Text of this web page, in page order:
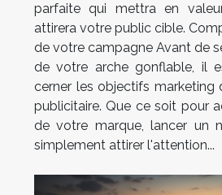
parfaite qui mettra en
attirera votre public cible.
de votre campagne Avant de
de votre arche gonflable, il
cerner les objectifs marketing
publicitaire. Que ce soit pour
de votre marque, lancer un
simplement attirer l'attention...